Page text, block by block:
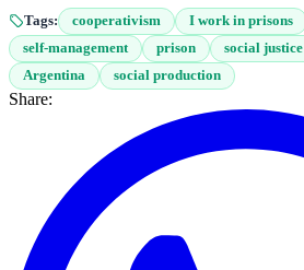
Tags: cooperativism I work in prisons
self-management
prison social justice
Argentina
social production
Share: